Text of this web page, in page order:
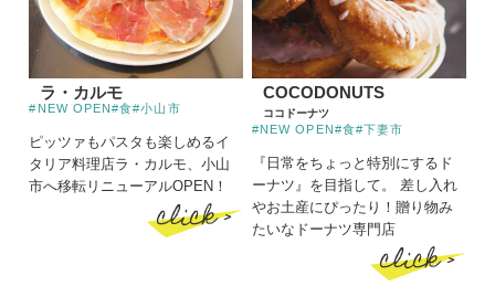
ラ・カルモ
#NEW OPEN#食#小山市
ピッツァもパスタも楽しめるイ
タリア料理店ラ・カルモ、小山
市へ移転リニューアルOPEN！
click >
COCODONUTS
ココドーナツ
#NEW OPEN #食#下妻市
『日常をちょっと特別にするド
ーナツ』を目指して。 差し入れ
やお土産にぴったり！贈り物み
たいなドーナツ専門店
click >